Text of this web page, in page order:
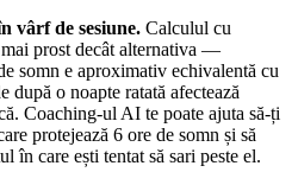
vârf de sesiune. Calculul cu
mai prost decât alternativa —
somn e aproximativ echivalentă cu
după o noapte ratată afectează
Coaching-ul AI te poate ajuta să-ți
protejează 6 ore de somn și să
în care ești tentat să sari peste el.